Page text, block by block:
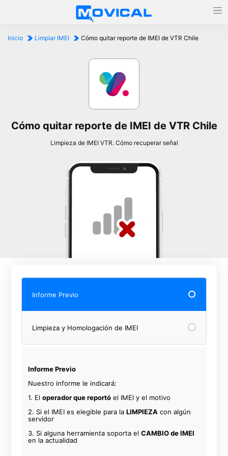
Inicio Limpiar IMEI Cómo quitar reporte de IMEI de VTR Chile
Cómo quitar reporte de IMEI de VTR Chile
Limpieza de IMEI VTR. Cómo recuperar señal
Informe Previo
Limpieza y Homologación de IMEI
Informe Previo
Nuestro informe le indicará:
1. Eloperador que reportó el IMEI y el motivo
2. Si el IMEI es elegible para laLIMPIEZA con algún
servidor
3. Si alguna herramienta soporta elCAMBIO de IMEI
en la actualidad